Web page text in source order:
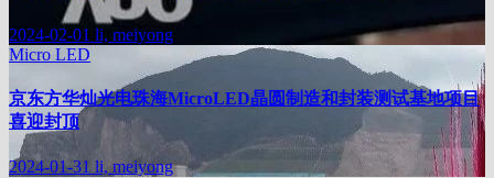
2024-02-01 li, meiyong
Micro LED
京东方华灿光电珠海MicroLED晶圆制造和封装测试基地项目
喜迎封顶
2024-01-31 li, meiyong